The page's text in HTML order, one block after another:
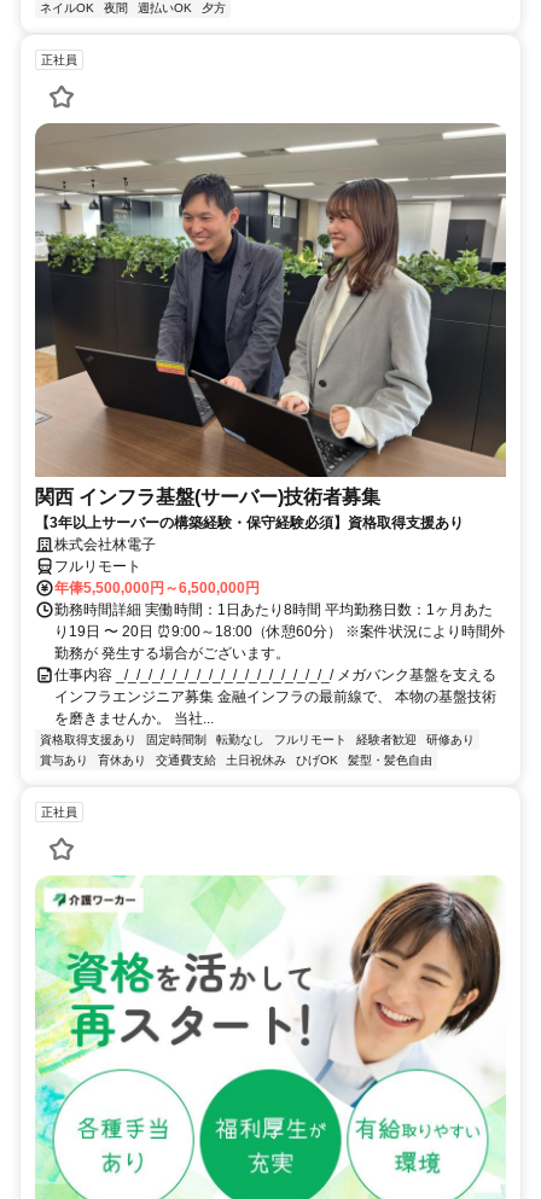
ネイルOK
夜間 週払いOK 夕方
正社員
関西 インフラ基盤(サーバー)技術者募集
【3年以上サーバーの構築経験・保守経験必須】資格取得支援あり
株式会社林電子
フルリモート
年俸5,500,000円～6,500,000円
勤務時間詳細 実働時間：1日あたり8時間 平均勤務日数：1ヶ月あた
り19日 〜 20日 ⏰9:00～18:00（休憩60分） ※案件状況により時間外
勤務が 発生する場合がございます。
仕事内容 _/_/_/_/_/_/_/_/_/_/_/_/_/_/_/_/_/_/ メガバンク基盤を支える
インフラエンジニア募集 金融インフラの最前線で、 本物の基盤技術
を磨きませんか。 当社...
資格取得支援あり 固定時間制 転勤なし フルリモート 経験者歓迎
研修あり
賞与あり
育休あり 交通費支給 土日祝休み ひげOK 髪型・髪色自由
正社員